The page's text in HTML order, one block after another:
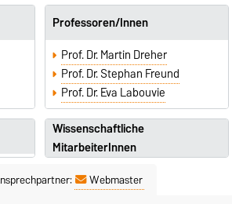
Professoren/Innen
Prof. Dr. Martin Dreher
Prof. Dr. Stephan Freund
Prof. Dr. Eva Labouvie
Wissenschaftliche
MitarbeiterInnen
Webmaster